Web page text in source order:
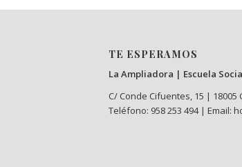
TE ESPERAMOS
La Ampliadora | Escuela
C/ Conde Cifuentes, 15 | 18005
Teléfono: 958 253 494 | Email: